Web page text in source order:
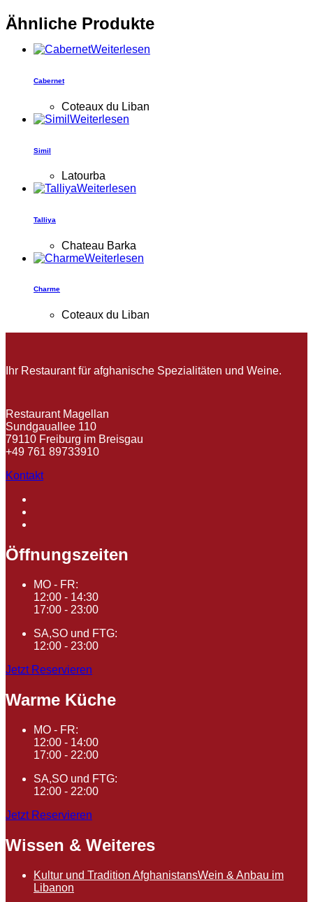
Ähnliche Produkte
Weiterlesen
Cabernet
Coteaux du Liban
Weiterlesen
Simil
Latourba
Weiterlesen
Talliya
Chateau Barka
Weiterlesen
Charme
Coteaux du Liban
Ihr Restaurant für afghanische Spezialitäten und Weine.
Restaurant Magellan
Sundgauallee 110
79110 Freiburg im Breisgau
+49 761 89733910
Kontakt
Öffnungszeiten
MO - FR:
12:00 - 14:30
17:00 - 23:00
SA,SO und FTG:
12:00 - 23:00
Jetzt Reservieren
Warme Küche
MO - FR:
12:00 - 14:00
17:00 - 22:00
SA,SO und FTG:
12:00 - 22:00
Jetzt Reservieren
Wissen & Weiteres
Kultur und Tradition AfghanistansWein & Anbau im
Libanon